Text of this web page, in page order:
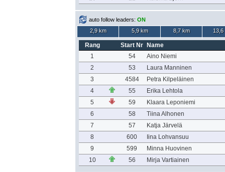
auto follow leaders: ON
2,9 km
5,9 km 8,7 km 13,6
Rang Start Nr
Name
1
54
Aino Niemi
2
53
Laura Manninen
3
4584
Petra Kilpeläinen
4
55
Erika Lehtola
5
59
Klaara Leponiemi
6
58
Tiina Alhonen
7
57
Katja Järvelä
8
600
Iina Lohvansuu
9
599
Minna Huovinen
10
56 Mirja Vartiainen